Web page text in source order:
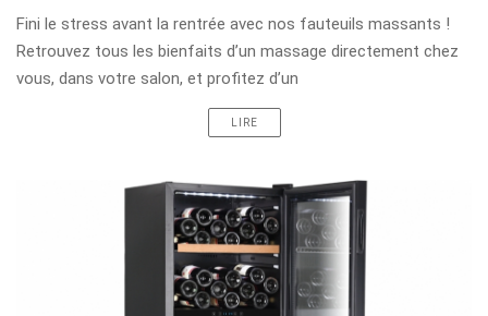
Fini le stress avant la rentrée avec nos fauteuils massants !
Retrouvez tous les bienfaits d’un massage directement chez
vous, dans votre salon, et profitez d’un
LIRE